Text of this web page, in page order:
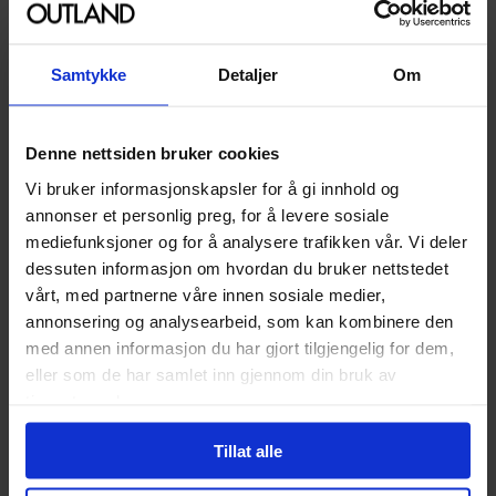
Samtykke Detaljer Om
Denne nettsiden bruker cookies
Vi bruker informasjonskapsler for å gi innhold og
annonser et personlig preg, for å levere sosiale
mediefunksjoner og for å analysere trafikken vår. Vi deler
dessuten informasjon om hvordan du bruker nettstedet
vårt, med partnerne våre innen sosiale medier,
annonsering og analysearbeid, som kan kombinere den
med annen informasjon du har gjort tilgjengelig for dem,
eller som de har samlet inn gjennom din bruk av
Tillat alle
Avansert Format
Language
Engelsk
Utgave
Leverandørstatus
Tilgjengelig
Utvalgte produkter
19900
179,10 Medlem
På nettlager
19900
179,
På nettlager